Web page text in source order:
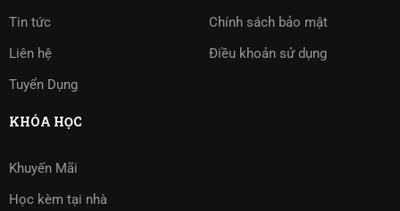
Tin tức
Liên hệ
Tuyển Dụng
Chính sách bảo mật
Điều khoản sử dụng
KHÓA HỌC
Khuyến Mãi
Học kèm tại nhà